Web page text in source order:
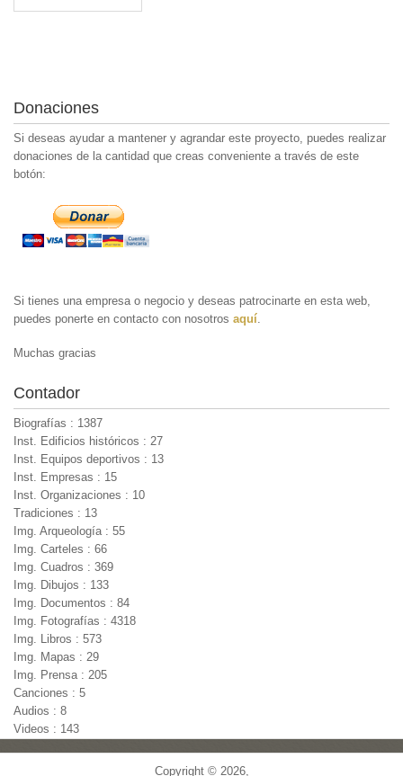
Donaciones
Si deseas ayudar a mantener y agrandar este proyecto, puedes realizar
donaciones de la cantidad que creas conveniente a través de este
botón:
Si tienes una empresa o negocio y deseas patrocinarte en esta web,
puedes ponerte en contacto con nosotros aquí
Muchas gracias
Contador
Biografías : 1387
Inst. Edificios históricos : 27
Inst. Equipos deportivos : 13
Inst. Empresas : 15
Inst. Organizaciones : 10
Tradiciones : 13
Img. Arqueología : 55
Img. Carteles : 66
Img. Cuadros : 369
Img. Dibujos : 133
Img. Documentos : 84
Img. Fotografías : 4318
Img. Libros : 573
Img. Mapas : 29
Img. Prensa : 205
Canciones : 5
Audios : 8
Videos : 143
Copyright © 2026,